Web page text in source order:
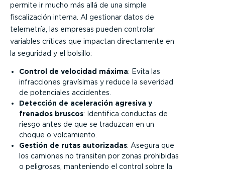
permite ir mucho más allá de una simple
fiscalización interna. Al gestionar datos de
telemetría, las empresas pueden controlar
variables críticas que impactan directamente en
la seguridad y el bolsillo:
Control de velocidad máxima: Evita las
infracciones gravísimas y reduce la severidad
de potenciales accidentes.
Detección de aceleración agresiva y
frenados bruscos: Identifica conductas de
riesgo antes de que se traduzcan en un
choque o volcamiento.
Gestión de rutas autorizadas: Asegura que
los camiones no transiten por zonas prohibidas
o peligrosas, manteniendo el control sobre la